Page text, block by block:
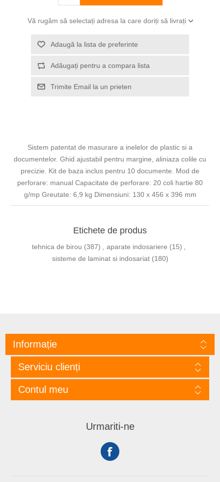
Vă rugăm să selectați adresa la care doriți să livrați
Adaugă la lista de preferinte
Adăugați pentru a compara lista
Trimite Email la un prieten
Sistem patentat de masurare a inelelor de plastic si a
documentelor. Ghid ajustabil pentru margine, aliniaza colile cu
precizie. Kit de baza inclus pentru 10 documente. Mod de
perforare: manual Capacitate de perforare: 20 coli hartie 80
g/mp Greutate: 6,9 kg Dimensiuni: 130 x 456 x 396 mm
Etichete de produs
tehnica de birou (387) , aparate indosariere (15) ,
sisteme de laminat si indosariat (180)
Informație
Serviciu clienți
Contul meu
Urmariti-ne